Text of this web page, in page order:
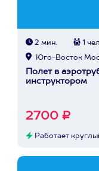
2 мин. 1 чел
Юго-Восток
Полет в
инструктором
2700 ₽
Работает